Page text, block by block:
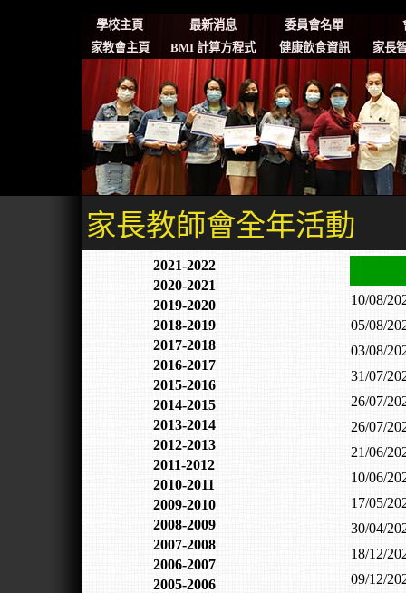
學校主頁 最新消息 委員會名單
家教會主頁
BMI 計算方程式 健康飲食資訊 家長
家長教師會全年活動
2021-2022
2020-2021
2019-2020
2018-2019
2017-2018
2016-2017
2015-2016
2014-2015
2013-2014
2012-2013
2011-2012
2010-2011
2009-2010
2008-2009
2007-2008
2006-2007
2005-2006
10/08/
05/08/
03/08/
31/07/
26/07/
26/07/
21/06/
10/06/
17/05/
30/04/
18/12/
09/12/